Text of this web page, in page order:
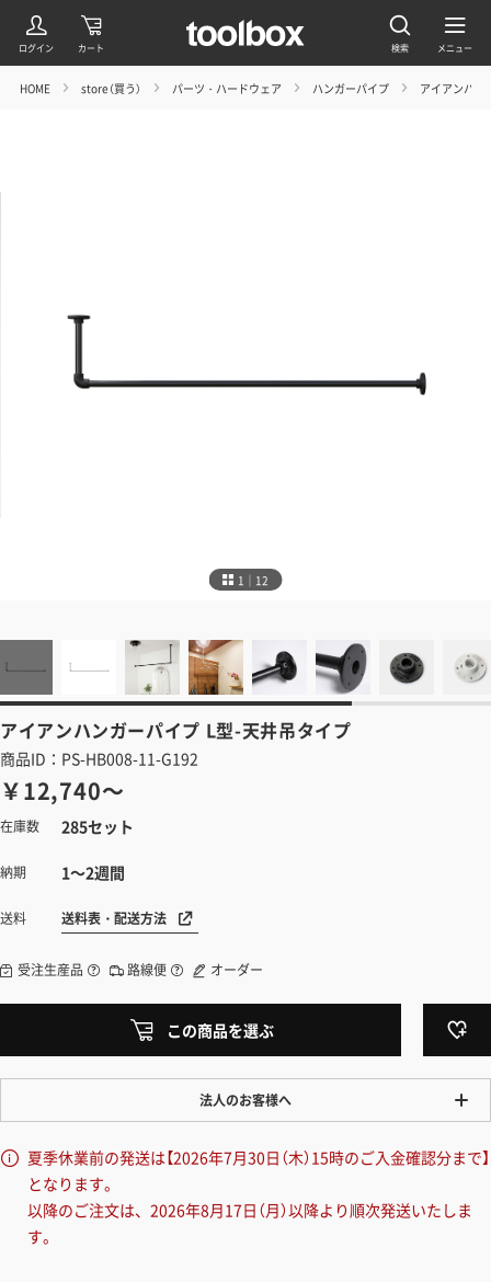
HOME store（買う） パーツ・ハードウェア ハンガーパイプ アイアンハン
1｜12
アイアンハンガーパイプ L型-天井吊タイプ
商品ID：PS-HB008-11-G192
￥12,740～
在庫数 285セット
納期 1～2週間
送料 送料表・配送方法
受注生産品 路線便 オーダー
この商品を選ぶ
法人のお客様へ
ワンプライス販売
法人・個人様いずれも全て一律の価格で販売しております。法人/個人
事業主様には「請求書払い」も対応しています。
夏季休業前の発送は【2026年7月30日（木）15時のご入金確認分まで】
となります。
以降のご注文は、2026年8月17日（月）以降より順次発送いたしま
す。